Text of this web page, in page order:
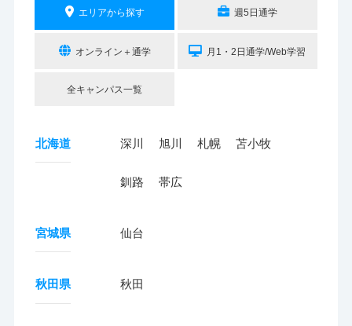
エリアから探す 週5日通学
オンライン＋通学 月1・2日通学/Web学習
全キャンパス一覧
北海道 深川 旭川 札幌 苫小牧
釧路 帯広
宮城県 仙台
秋田県 秋田